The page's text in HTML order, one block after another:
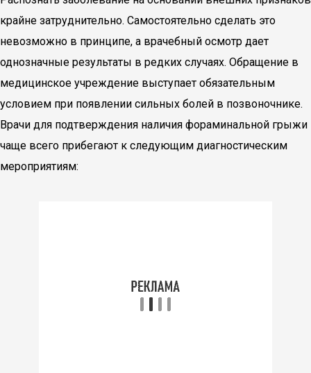
крайне затруднительно. Самостоятельно сделать это
невозможно в принципе, а врачебный осмотр дает
однозначные результаты в редких случаях. Обращение в
медицинское учреждение выступает обязательным
условием при появлении сильных болей в позвоночнике.
Врачи для подтверждения наличия фораминальной грыжи
чаще всего прибегают к следующим диагностическим
мероприятиям: